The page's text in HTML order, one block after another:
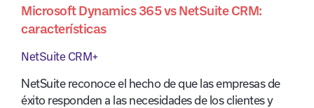
Microsoft Dynamics 365 vs NetSuite CRM:
características
NetSuite CRM+
NetSuite reconoce el hecho de que las empresas de
éxito responden a las necesidades de los clientes y